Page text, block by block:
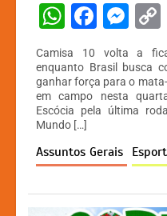
W
at
s
A
p
p
F
c
e
b
o
o
k
M
s
s
e
n
g
er
Camisa 10 volta a
enquanto Brasil busca
ganhar força para o
em campo nesta
Escócia pela última
Mundo […]
Assuntos Gerais